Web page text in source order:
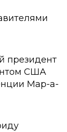
президент
США
Мар-а-